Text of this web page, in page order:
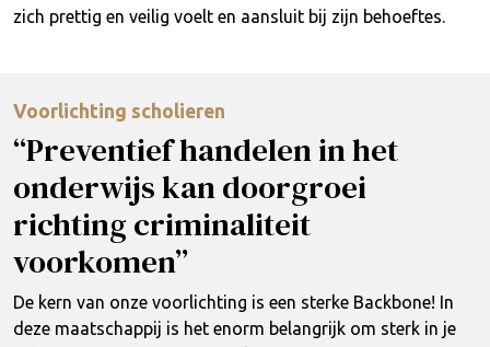
zich prettig en veilig voelt en aansluit bij zijn behoeftes.
Voorlichting scholieren
“Preventief handelen in het
onderwijs kan doorgroei
richting criminaliteit
voorkomen”
De kern van onze voorlichting is een sterke Backbone! In
deze maatschappij is het enorm belangrijk om sterk in je